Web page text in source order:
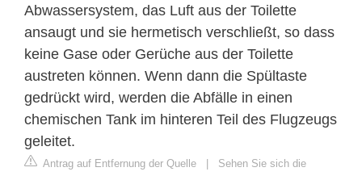
Abwassersystem, das Luft aus der Toilette
ansaugt und sie hermetisch verschließt, so dass
keine Gase oder Gerüche aus der Toilette
austreten können. Wenn dann die Spültaste
gedrückt wird, werden die Abfälle in einen
chemischen Tank im hinteren Teil des Flugzeugs
geleitet.
Antrag auf Entfernung der Quelle
Sehen Sie sich die